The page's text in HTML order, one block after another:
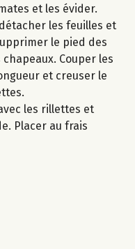
et les évider.
les feuilles et
le pied des
Couper les
et creuser le
les rillettes et
Placer au frais